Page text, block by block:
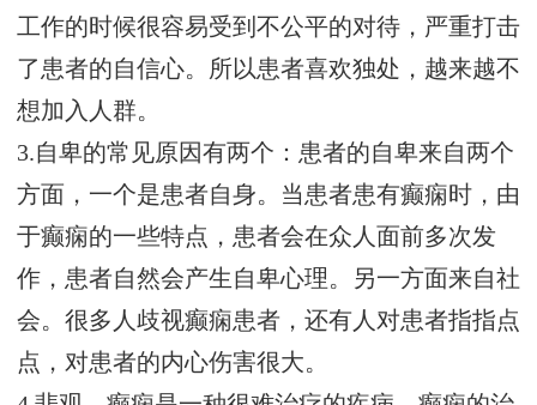
工作的时候很容易受到不公平的对待，严重打击
了患者的自信心。所以患者喜欢独处，越来越不
想加入人群。
3.自卑的常见原因有两个：患者的自卑来自两个
方面，一个是患者自身。当患者患有癫痫时，由
于癫痫的一些特点，患者会在众人面前多次发
作，患者自然会产生自卑心理。另一方面来自社
会。很多人歧视癫痫患者，还有人对患者指指点
点，对患者的内心伤害很大。